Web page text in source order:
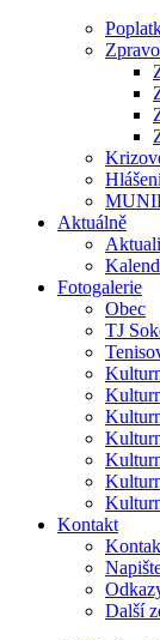
Aktuálně
Fotogalerie
Obec
TJ
Kontakt
Další